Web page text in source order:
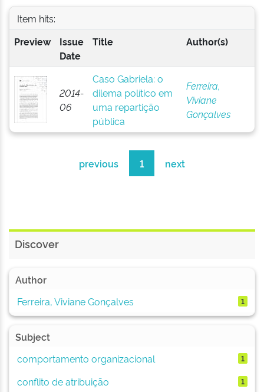
Item hits:
Preview
Issue
Date
Title Author(s)
2014-
06
Caso Gabriela: o
dilema político em
uma repartição
pública
Ferreira,
Viviane
Gonçalves
previous 1 next
Discover
Author
Ferreira, Viviane Gonçalves
1
Subject
comportamento organizacional
1
conflito de atribuição 1